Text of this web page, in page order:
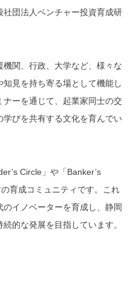
団法人ベンチャー投資育成研
関、行政、大学など、様々な
見を持ち寄る場として機能し
ーを通じて、起業家同士の交
びを共有する文化を育んでい
Circle」や「Banker’s
育成コミュニティです。これ
イノベーターを育成し、静岡
的な発展を目指しています。